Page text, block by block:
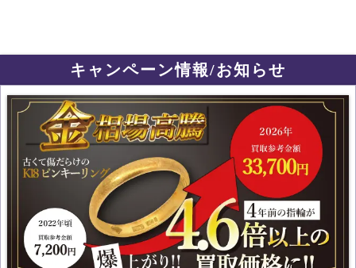
キャンペーン情報/お知らせ
国内金相場が史上最高値更新!! 金・プラチナ・ジュエリー製品
を売るなら今がチャンスです！